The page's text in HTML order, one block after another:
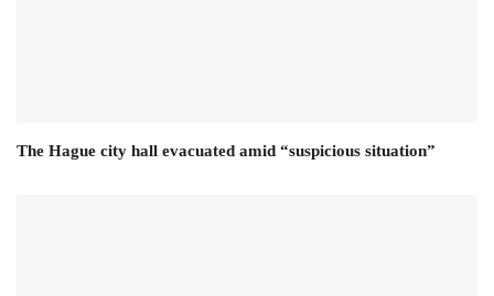
The Hague city hall evacuated amid “suspicious situation”